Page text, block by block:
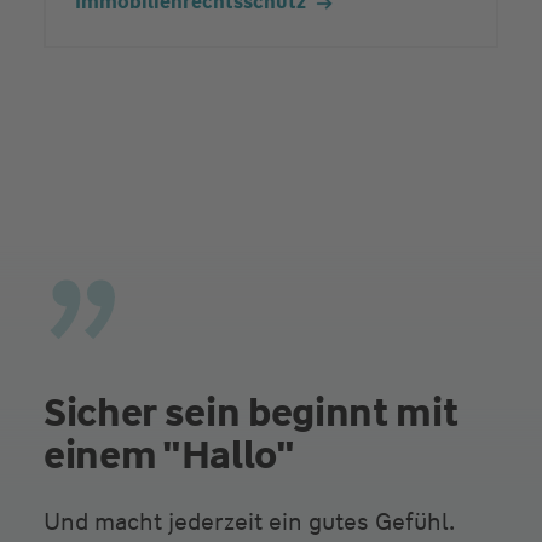
Sicher sein beginnt mit
einem "Hallo"
Und macht jederzeit ein gutes Gefühl.